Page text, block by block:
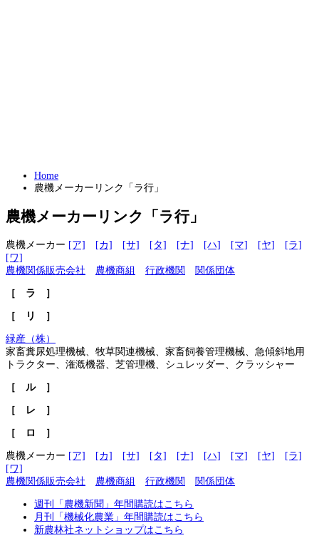
Home
農機メーカーリンク「ラ行」
農機メーカーリンク「ラ行」
農機メーカー [ア] [カ] [サ] [タ] [ナ] [ハ] [マ] [ヤ]
[ラ]
[ワ]
農機関係販売会社
農機商組 行政機関 関係団体
［ ラ ］
［ リ ］
緑産（株）
家畜糞尿処理機械、牧草関連機械、家畜飼養管理機械、急傾斜地用
トラクター、潅漑機器、芝管理機、シュレッダー、クラッシャー
［ ル ］
［ レ ］
［ ロ ］
農機メーカー [ア] [カ] [サ] [タ] [ナ] [ハ] [マ] [ヤ]
[ラ]
[ワ]
農機関係販売会社
農機商組 行政機関 関係団体
週刊「農機新聞」年間購読はこちら
月刊「機械化農業」年間購読はこちら
新農林社ネットショップはこちら